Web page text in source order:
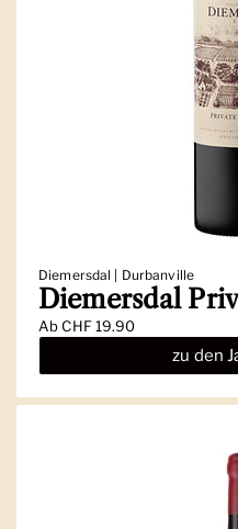
Diemersdal | Durbanville
Diemersdal
AbCHF 19.90
zu den